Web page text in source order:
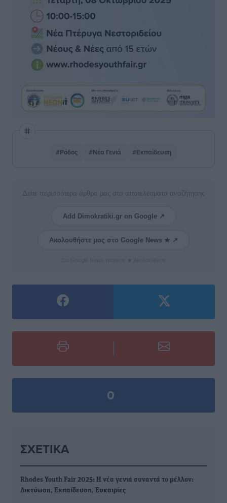
#Ρόδος #Νέα Γενιά #Εκπαίδευση
Δείτε περισσότερα άρθρα μας στα αποτελέσματα αναζήτησης
Add Dimokratiki.gr on Google ↗
Ακολουθήστε μας στο Google News ★ ↗
0
ΣΧΕΤΙΚΆ
Rhodes Youth Fair 2025: Η νέα γενιά συναντά το μέλλον:
Δικτύωση, Εκπαίδευση, Ευκαιρίες